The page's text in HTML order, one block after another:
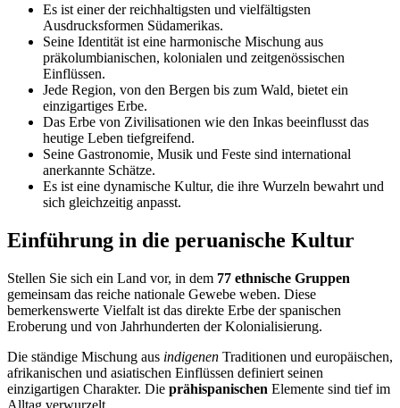
Es ist einer der reichhaltigsten und vielfältigsten
Ausdrucksformen Südamerikas.
Seine Identität ist eine harmonische Mischung aus
präkolumbianischen, kolonialen und zeitgenössischen
Einflüssen.
Jede Region, von den Bergen bis zum Wald, bietet ein
einzigartiges Erbe.
Das Erbe von Zivilisationen wie den Inkas beeinflusst das
heutige Leben tiefgreifend.
Seine Gastronomie, Musik und Feste sind international
anerkannte Schätze.
Es ist eine dynamische Kultur, die ihre Wurzeln bewahrt und
sich gleichzeitig anpasst.
Einführung in die peruanische Kultur
Stellen Sie sich ein Land vor, in dem 77 ethnische Gruppen
gemeinsam das reiche nationale Gewebe weben. Diese
bemerkenswerte Vielfalt ist das direkte Erbe der spanischen
Eroberung und von Jahrhunderten der Kolonialisierung.
Die ständige Mischung aus indigenen Traditionen und europäischen,
afrikanischen und asiatischen Einflüssen definiert seinen
einzigartigen Charakter. Die prähispanischen Elemente sind tief im